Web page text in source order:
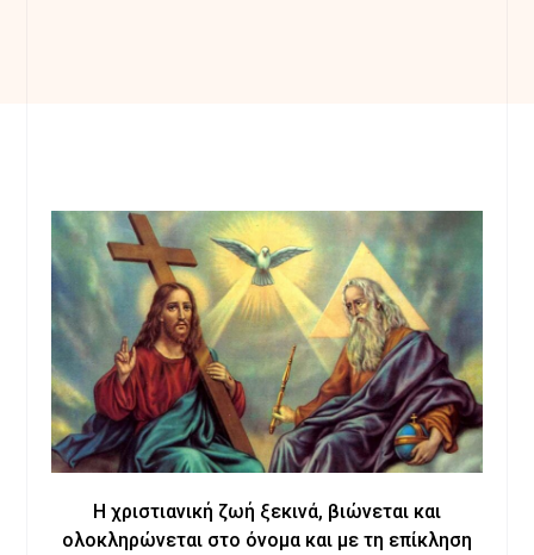
Η χριστιανική ζωή ξεκινά, βιώνεται και
ολοκληρώνεται στο όνομα και με τη επίκληση